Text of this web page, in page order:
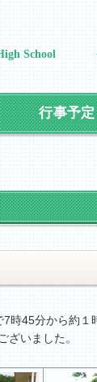
School
行事予定
45分から約１
いました。